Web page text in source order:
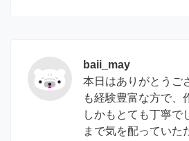
baii_may
本日はありがとうご
も経験豊富な方で、
しかもとても丁寧で
まで気を配っていた